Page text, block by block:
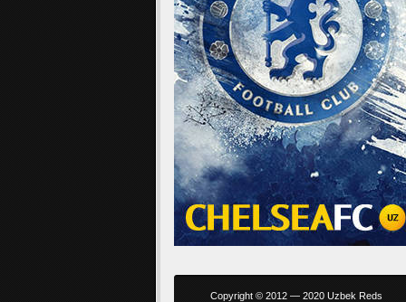
Copyright © 2012 — 2020 Uzbek Reds